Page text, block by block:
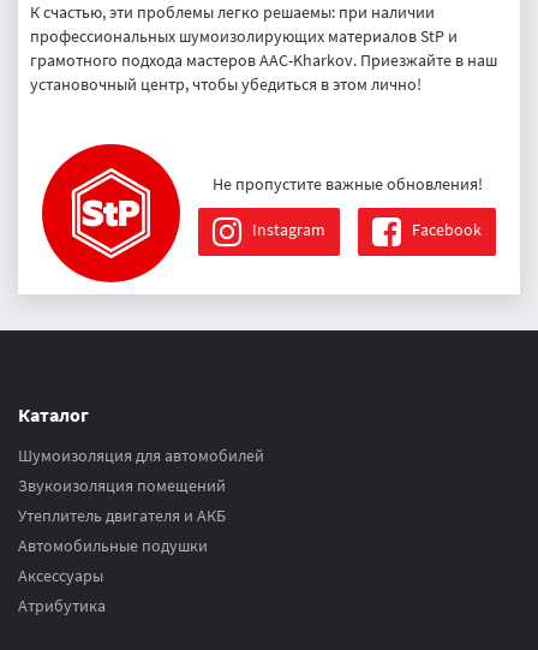
К счастью, эти проблемы легко решаемы: при наличии
профессиональных шумоизолирующих материалов StP и
грамотного подхода мастеров AAC-Kharkov. Приезжайте в наш
установочный центр, чтобы убедиться в этом лично!
Не пропустите важные обновления!
Instagram Facebook
Каталог
Шумоизоляция для автомобилей
Звукоизоляция помещений
Утеплитель двигателя и АКБ
Автомобильные подушки
Аксесcуары
Атрибутика